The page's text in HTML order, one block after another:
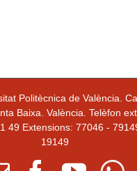
Politècnica de València.
Baixa. València. Telèfon
49 Extensions: 77046 -
19149